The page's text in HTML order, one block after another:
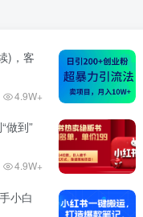
)，客
4.9W+
做到”
4.9W+
小白